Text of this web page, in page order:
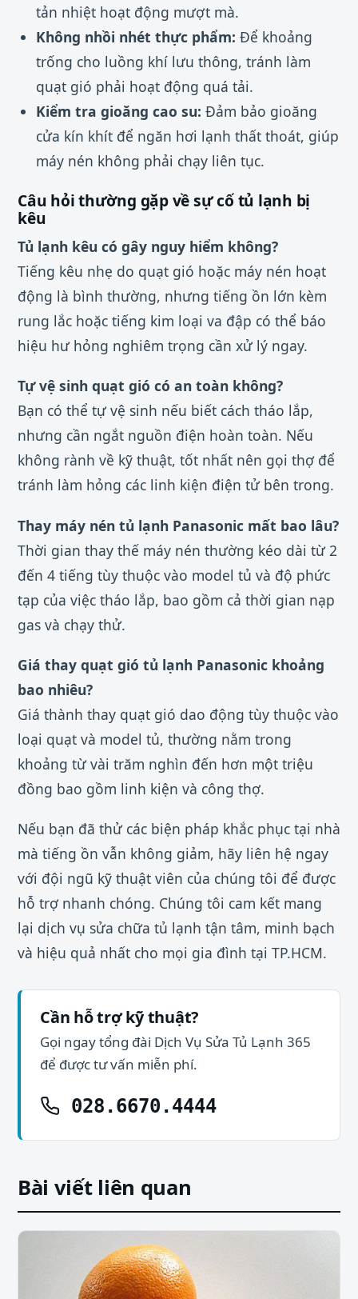
tản nhiệt hoạt động mượt mà.
Không nhồi nhét thực phẩm: Để khoảng
trống cho luồng khí lưu thông, tránh làm
quạt gió phải hoạt động quá tải.
Kiểm tra gioăng cao su: Đảm bảo gioăng
cửa kín khít để ngăn hơi lạnh thất thoát, giúp
máy nén không phải chạy liên tục.
Câu hỏi thường gặp về sự cố tủ lạnh bị
kêu
Tủ lạnh kêu có gây nguy hiểm không?
Tiếng kêu nhẹ do quạt gió hoặc máy nén hoạt
động là bình thường, nhưng tiếng ồn lớn kèm
rung lắc hoặc tiếng kim loại va đập có thể báo
hiệu hư hỏng nghiêm trọng cần xử lý ngay.
Tự vệ sinh quạt gió có an toàn không?
Bạn có thể tự vệ sinh nếu biết cách tháo lắp,
nhưng cần ngắt nguồn điện hoàn toàn. Nếu
không rành về kỹ thuật, tốt nhất nên gọi thợ để
tránh làm hỏng các linh kiện điện tử bên trong.
Thay máy nén tủ lạnh Panasonic mất bao lâu?
Thời gian thay thế máy nén thường kéo dài từ 2
đến 4 tiếng tùy thuộc vào model tủ và độ phức
tạp của việc tháo lắp, bao gồm cả thời gian nạp
gas và chạy thử.
Giá thay quạt gió tủ lạnh Panasonic khoảng
bao nhiêu?
Giá thành thay quạt gió dao động tùy thuộc vào
loại quạt và model tủ, thường nằm trong
khoảng từ vài trăm nghìn đến hơn một triệu
đồng bao gồm linh kiện và công thợ.
Nếu bạn đã thử các biện pháp khắc phục tại nhà
mà tiếng ồn vẫn không giảm, hãy liên hệ ngay
với đội ngũ kỹ thuật viên của chúng tôi để được
hỗ trợ nhanh chóng. Chúng tôi cam kết mang
lại dịch vụ sửa chữa tủ lạnh tận tâm, minh bạch
và hiệu quả nhất cho mọi gia đình tại TP.HCM.
Cần hỗ trợ kỹ thuật?
Gọi ngay tổng đài Dịch Vụ Sửa Tủ Lạnh 365
để được tư vấn miễn phí.
028.6670.4444
Bài viết liên quan